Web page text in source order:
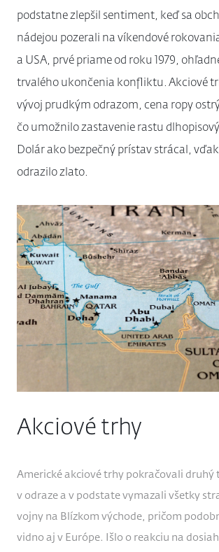
podstatne zlepšil sentiment, keď sa
nádejou pozerali na víkendové
a USA, prvé priame od roku 1979,
trvalého ukončenia konfliktu. Akciové
vývoj prudkým odrazom, cena ropy
čo umožnilo zastavenie rastu
Dolár ako bezpečný prístav strácal,
odrazilo zlato.
Akciové trhy
Americké akciové trhy pokračovali druhý
v odraze a v podstate vymazali všetky
vojny na Blízkom východe, pričom
vidno aj v Európe. Išlo o reakciu na